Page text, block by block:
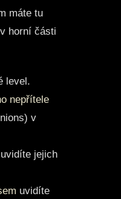
máte tu
horní části
level.
nepřítele
v
jejich
uvidíte